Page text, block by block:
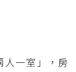
人一室」，房